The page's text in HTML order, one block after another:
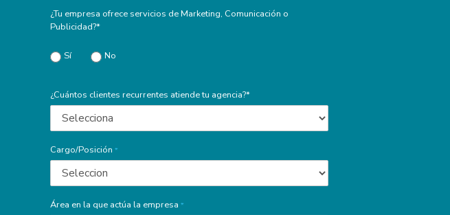
¿Tu empresa ofrece servicios de Marketing, Comunicación o
Publicidad?*
Sí No
¿Cuántos clientes recurrentes atiende tu agencia?*
Cargo/Posición *
Área en la que actúa la empresa *